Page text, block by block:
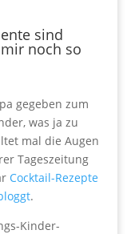
sind
noch so
gegeben zum
was ja zu
mal die Augen
Tageszeitung
Cocktail-Rezepte
.
Kinder-